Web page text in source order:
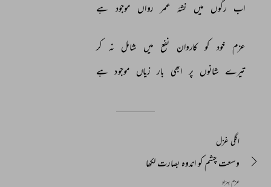
اب رگوں میں نشۂ عمر رواں موجود ہے
عزم خود کو کاروان نفع میں شامل نہ
کر
تیرے شانوں پر ابھی بار زیاں موجود ہے
اگلی غزل
وسعت چشم کو اندوہ بصارت لکھا
عزم بہزاد